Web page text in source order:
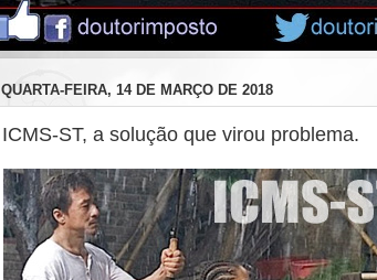
QUARTA-FEIRA, 14 DE MARÇO DE 2018
ICMS-ST, a solução que virou problema.